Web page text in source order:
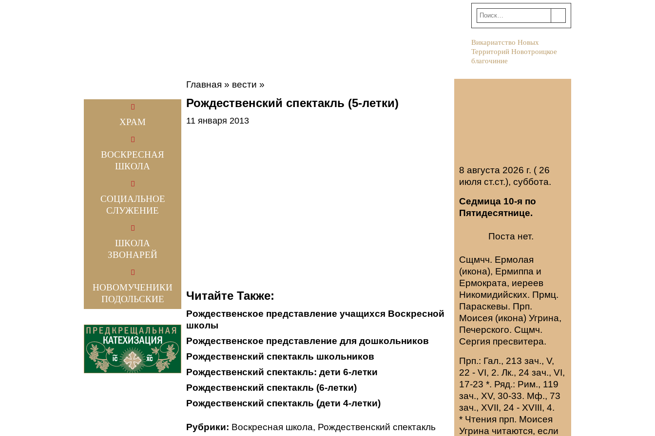
Викариатство Новых
Территорий Новотроицкое
благочиние
ХРАМ
ВОСКРЕСНАЯ
ШКОЛА
СОЦИАЛЬНОЕ
СЛУЖЕНИЕ
ШКОЛА
ЗВОНАРЕЙ
НОВОМУЧЕНИКИ
ПОДОЛЬСКИЕ
Главная » вести »
Рождественский спектакль (5-летки)
11 января 2013
Читайте Также:
Рождественское представление учащихся Воскресной
школы
Рождественское представление для дошкольников
Рождественский спектакль школьников
Рождественский спектакль: дети 6-летки
Рождественский спектакль (6-летки)
Рождественский спектакль (дети 4-летки)
Рубрики: Воскресная школа, Рождественский спектакль
8 августа 2026 г. ( 26
июля ст.ст.), суббота.
Седмица 10-я по
Пятидесятнице.
Поста нет.
Сщмчч. Ермолая
(икона), Ермиппа и
Ермократа, иереев
Никомидийских. Прмц.
Параскевы. Прп.
Моисея (икона) Угрина,
Печерского. Сщмч.
Сергия пресвитера.
Прп.: Гал., 213 зач., V,
22 - VI, 2. Лк., 24 зач., VI,
17-23 *. Ряд.: Рим., 119
зач., XV, 30-33. Мф., 73
зач., XVII, 24 - XVIII, 4.
* Чтения прп. Моисея
Угрина читаются, если